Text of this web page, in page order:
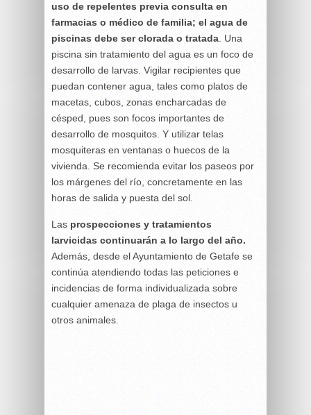
uso de repelentes previa consulta en
farmacias o médico de familia; el agua de
piscinas debe ser clorada o tratada. Una
piscina sin tratamiento del agua es un foco de
desarrollo de larvas. Vigilar recipientes que
puedan contener agua, tales como platos de
macetas, cubos, zonas encharcadas de
césped, pues son focos importantes de
desarrollo de mosquitos. Y utilizar telas
mosquiteras en ventanas o huecos de la
vivienda. Se recomienda evitar los paseos por
los márgenes del río, concretamente en las
horas de salida y puesta del sol.
Las prospecciones y tratamientos
larvicidas continuarán a lo largo del año.
Además, desde el Ayuntamiento de Getafe se
continúa atendiendo todas las peticiones e
incidencias de forma individualizada sobre
cualquier amenaza de plaga de insectos u
otros animales.